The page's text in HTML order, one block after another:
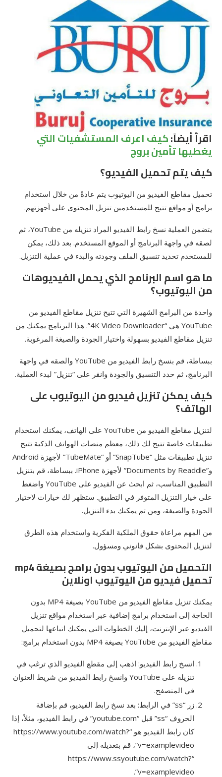
اقرأ أيضاً:كيف اعرف المستشفيات التي
يغطيها تأمين بروج
كيف يتم تحميل الفيديو؟
تحميل مقاطع الفيديو من اليوتيوب يتم عادةً من خلال استخدام
برامج أو مواقع تتيح للمستخدمين تنزيل المحتوى على أجهزتهم.
يتضمن العملية نسخ رابط الفيديو المراد تنزيله من YouTube، ثم
لصقه في واجهة البرنامج أو الموقع المستخدم. بعد ذلك، يمكن
للمستخدم تحديد تنسيق الملف وجودته والبدء في عملية التنزيل.
ما هو اسم البرنامج الذي يحمل الفيديوهات
من اليوتيوب؟
واحدة من البرامج الشهيرة التي تتيح تنزيل مقاطع الفيديو من
YouTube هي “4K Video Downloader”. هذا البرنامج يمكنك من
تنزيل مقاطع الفيديو بسهولة واختيار الجودة والصيغة المرغوبة.
ببساطة، قم بنسخ رابط الفيديو من YouTube والصقه في واجهة
البرنامج، ثم حدد التنسيق والجودة وانقر على “تنزيل” لبدء العملية.
كيف يمكن تنزيل فيديو من اليوتيوب على
الهاتف؟
لتنزيل مقاطع الفيديو من YouTube على الهاتف، يمكنك استخدام
تطبيقات خاصة تتيح لك ذلك، معظم منصات الهواتف الذكية تتيح
تنزيل تطبيقات مثل “SnapTube” أو “TubeMate” لأجهزة Android
و”Documents by Readdle” لأجهزة iPhone. ببساطة، قم بتنزيل
التطبيق المناسب، ثم ابحث عن الفيديو على YouTube واضغط
على خيار التنزيل المتوفر في التطبيق. ستظهر لك خيارات لاختيار
الجودة والصيغة، ومن ثم يمكنك بدء التنزيل.
من المهم مراعاة حقوق الملكية الفكرية واستخدام هذه الطرق
لتنزيل المحتوى بشكل قانوني ومسؤول.
التحميل من اليوتيوب بدون برامج بصيغة mp4
تحميل فيديو من اليوتيوب اونلاين
يمكنك تنزيل مقاطع الفيديو من YouTube بصيغة MP4 بدون
الحاجة إلى استخدام برامج إضافية عبر استخدام مواقع تنزيل
الفيديو عبر الإنترنت، إليك الخطوات التي يمكنك اتباعها لتحميل
مقاطع الفيديو من YouTube بصيغة MP4 بدون استخدام برامج:
انسخ رابط الفيديو: اذهب إلى مقطع الفيديو الذي ترغب في
تنزيله على YouTube وانسخ رابط الفيديو من شريط العنوان
في المتصفح.
زر “ss” في الرابط: بعد نسخ رابط الفيديو، قم بإضافة
الحروف “ss” قبل “youtube.com” في رابط الفيديو، مثلاً، إذا
كان رابط الفيديو هو “https://www.youtube.com/watch?
v=examplevideo”، قم بتعديله إلى
“https://www.ssyoutube.com/watch?
v=examplevideo”.